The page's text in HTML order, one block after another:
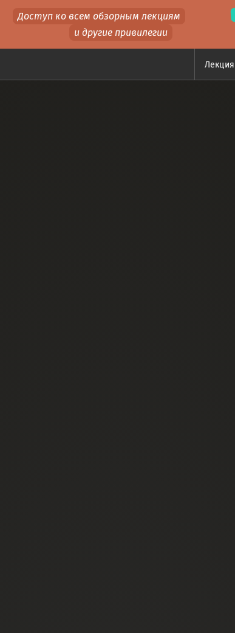
Доступ ко всем обзорным лекциям
и другие привилегии
Лекция